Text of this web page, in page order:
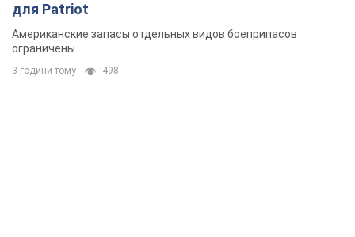
для Patriot
Американские запасы отдельных видов боеприпасов
ограничены
3 години тому 498